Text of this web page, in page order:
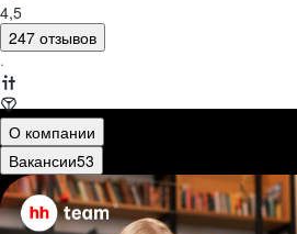
4,5
247 отзывов
·
О компании
Вакансии53